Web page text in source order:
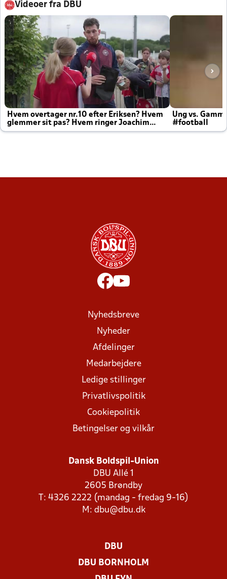
Videoer fra DBU
Hvem overtager nr.10 efter Eriksen? Hvem
glemmer sit pas? Hvem ringer Joachim
altid til efter kampe?
Ung vs.
#football
Nyhedsbreve
Nyheder
Afdelinger
Medarbejdere
Ledige stillinger
Privatlivspolitik
Cookiepolitik
Betingelser og vilkår
Dansk Boldspil-Union
DBU Allé 1
2605 Brøndby
T: 4326 2222 (mandag - fredag 9-16)
M: dbu@dbu.dk
DBU
DBU BORNHOLM